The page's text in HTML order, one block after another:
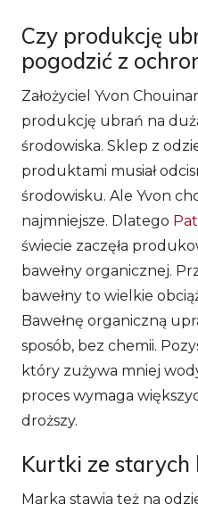
Czy produkcję
pogodzić z
Założyciel Yvon
produkcję ubrań na
środowiska. Sklep z
produktami musiał
środowisku. Ale Yvon
najmniejsze. Dlatego
świecie zaczęła
bawełny organicznej.
bawełny to wielkie
Bawełnę organiczną
sposób, bez chemii.
który zużywa mniej
proces wymaga
droższy.
Kurtki ze starych
Marka stawia też na